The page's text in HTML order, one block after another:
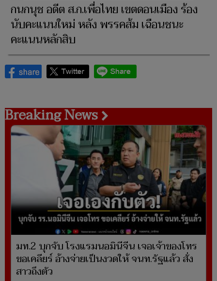
กนกนุช อดีต ส.ก.เพื่อไทย เขตดอนเมือง ร้อง
นับคะแนนใหม่ หลัง พรรคส้ม เฉือนชนะ
คะแนนหลักสิบ
Breaking News
มท.2 บุกจับ โรงแรมนอมินีจีน เจอเจ้าของโทร
ขอเคลียร์ อ้างจ่ายเป็นงวดให้ จนท.รัฐแล้ว สั่ง
สาวถึงตัว